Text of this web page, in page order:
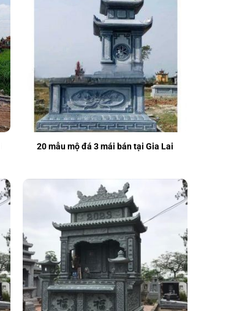
20 mẫu mộ đá 3 mái bán tại Gia Lai